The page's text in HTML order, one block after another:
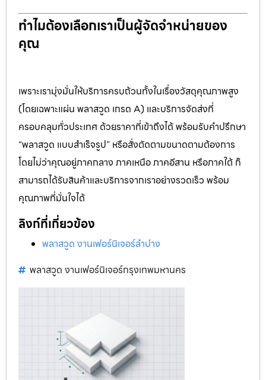
ทำไมต้องเลือกเราเป็นผู้จัดจำหน่ายของ
คุณ
เพราะเรามุ่งมั่นให้บริการครบถ้วนทั้งในเรื่องวัสดุคุณภาพสูง
(โดยเฉพาะแผ่น พลาสวูด เกรด A) และบริการจัดส่งที่
ครอบคลุมทั่วประเทศ ด้วยราคาที่เข้าถึงได้ พร้อมรับคำปรึกษา
“พลาสวูด แบบสำเร็จรูป” หรือสั่งตัดตามขนาดตามต้องการ
โดยไม่ว่าคุณอยู่ภาคกลาง ภาคเหนือ ภาคอีสาน หรือภาคใต้ ก็
สามารถได้รับสินค้าและบริการจากเราอย่างรวดเร็ว พร้อม
คุณภาพที่มั่นใจได้
ลิงก์ที่เกี่ยวข้อง
พลาสวูด งานเฟอร์นิเจอร์ลำปาง
พลาสวูด งานเฟอร์นิเจอร์กรุงเทพมหานคร